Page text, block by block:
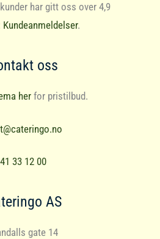
har gitt oss over 4,9
Kundeanmeldelser.
oss
herfor pristilbud.
41 33 12 00
AS
gate 14